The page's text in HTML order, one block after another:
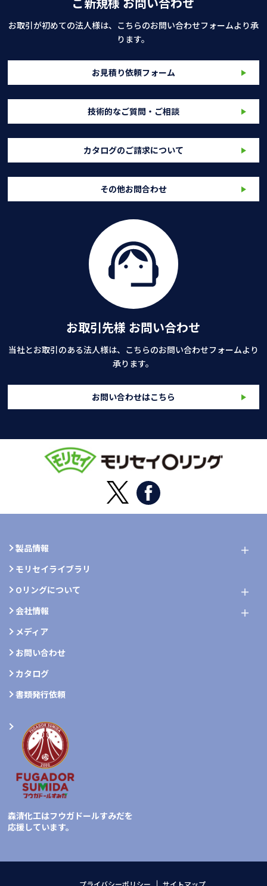
お取引が初めての法人様は、こちらのお問い合わせフォームより承
ります。
お見積り依頼フォーム
技術的なご質問・ご相談
カタログのご請求について
その他お問合わせ
お取引先様 お問い合わせ
当社とお取引のある法人様は、こちらのお問い合わせフォームより
承ります。
お問い合わせはこちら
製品情報
モリセイライブラリ
Oリングについて
会社情報
メディア
お問い合わせ
カタログ
書類発行依頼
森清化工はフウガドールすみだを
応援しています。
プライバシーポリシー サイトマップ